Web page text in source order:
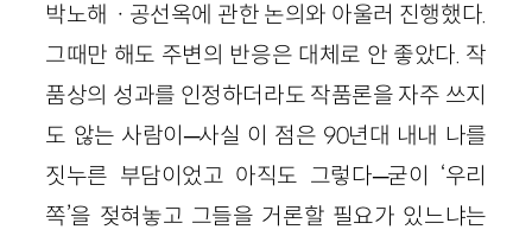
박노해ㆍ공선옥에 관한 논의와 아울러 진행했다.
그때만 해도 주변의 반응은 대체로 안 좋았다. 작
품상의 성과를 인정하더라도 작품론을 자주 쓰지
도 않는 사람이─사실 이 점은 90년대 내내 나를
짓누른 부담이었고 아직도 그렇다─굳이 ‘우리
쪽’을 젖혀놓고 그들을 거론할 필요가 있느냐는